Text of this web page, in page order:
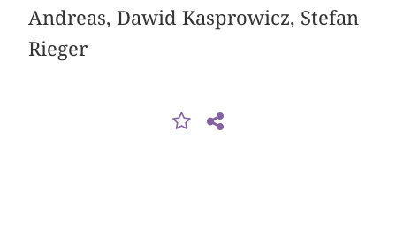
Andreas, Dawid Kasprowicz, Stefan
Rieger